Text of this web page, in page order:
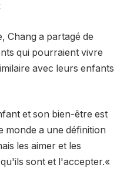
Chang a partagé de
qui pourraient vivre
avec leurs enfants
et son bien-être est
monde a une définition
les aimer et les
sont et l'accepter.«